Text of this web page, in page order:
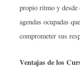
propio ritmo y desde
agendas ocupadas
comprometer sus
Ventajas de los